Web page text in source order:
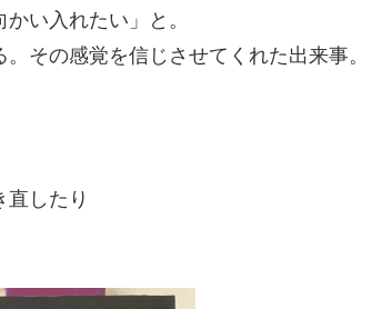
い入れたい」と。
その感覚を信じさせてくれた出来事。
直したり